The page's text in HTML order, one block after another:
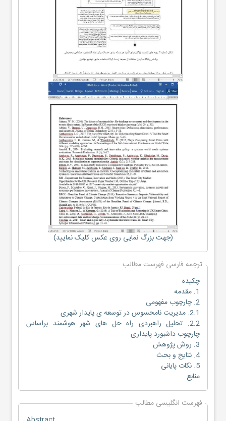
(جهت بزرگ نمایی روی عکس کلیک نمایید)
ترجمه فارسی فهرست مطالب
چکیده
1. مقدمه
2. چارچوب مفهومی
2.1. مدیریت نامحسوس در توسعه ی پایدار شهری
2.2. تحلیل راهبردی راه حل های شهر هوشمند براساس
چارچوب داشبورد پایداری
3. روش پژوهش
4. نتایج و بحث
5. نکات پایانی
منابع
فهرست انگلیسی مطالب